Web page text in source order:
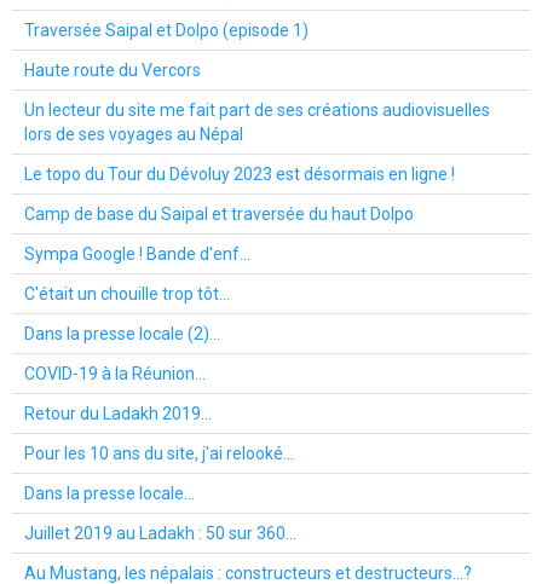
Traversée Saipal et Dolpo (episode 1)
Haute route du Vercors
Un lecteur du site me fait part de ses créations audiovisuelles
lors de ses voyages au Népal
Le topo du Tour du Dévoluy 2023 est désormais en ligne !
Camp de base du Saipal et traversée du haut Dolpo
Sympa Google ! Bande d'enf...
C'était un chouille trop tôt...
Dans la presse locale (2)...
COVID-19 à la Réunion...
Retour du Ladakh 2019...
Pour les 10 ans du site, j'ai relooké...
Dans la presse locale...
Juillet 2019 au Ladakh : 50 sur 360...
Au Mustang, les népalais : constructeurs et destructeurs...?